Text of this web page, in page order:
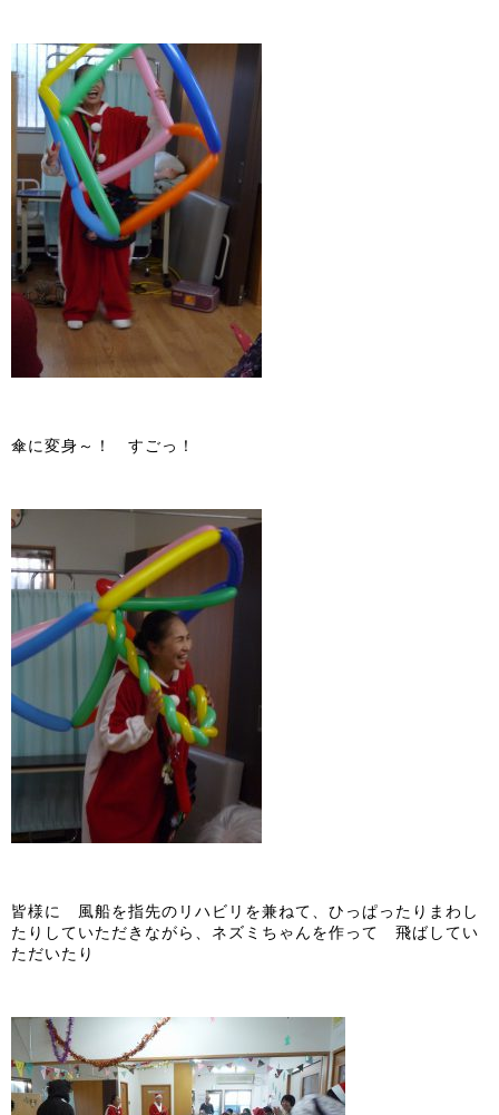
傘に変身～！ すごっ！
皆様に 風船を指先のリハビリを兼ねて、ひっぱったりまわし
たりしていただきながら、ネズミちゃんを作って 飛ばしてい
ただいたり